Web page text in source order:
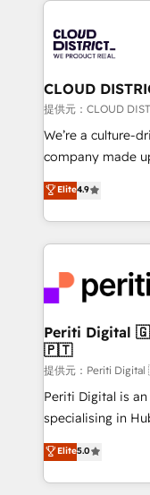
HubSpot
solutions that
and loop
Our multicultural
and English to
measurable growth. 🌎 Highlights: • 10+ years
Migration
LATAM 2022,
with HubSpot?
faster, smarter,
CLOUD
提供元：CLOUD
We’re a culture-
company made
thinkers. We
ideas,
experiences. To
and—most
into bold ideas
products and
difference.
Elite4.9
Periti Digital 🇬🇧 🇺🇸 🇮🇪 🇨🇦 🇩🇪 🇳🇱
🇵🇹
提供元：Periti
Periti Digital is
specialising in
Antropic's Claude
offices in Dublin,
New York. We help organisations unlock their full
Elite5.0